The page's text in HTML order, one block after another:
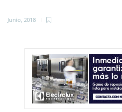
Junio, 2018